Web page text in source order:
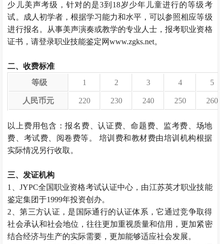
少儿美声考级，针对的是3到18岁少年儿童进行的等级考
试。成人初学者，根据学习能力和水平，可以参照相应等级
进行报名。从事美声演奏或教学的专业人士，报考职业资格
证书，请登录职业技能鉴定网www.zgks.net。
二、收费标准
等级
1 2 3 4 5
人民币元 220 230 240 250 260
以上费用包含：报名费、认证费、命题费、监考费、场地
费、考试费、阅卷费等。 培训费和教材费由培训机构根据
实际情况另行收取。
三、发证机构
1、JYPC全国职业资格考试认证中心，由江苏英才职业技能
鉴定集团于1999年投资创办。
2、第三方认证，是国际通行的认证体系，它通过竞争取得
社会承认和社会地位，往往更加重视质量和信用，更加紧密
结合经济与生产的实际需要，更加能够适应社会发展。